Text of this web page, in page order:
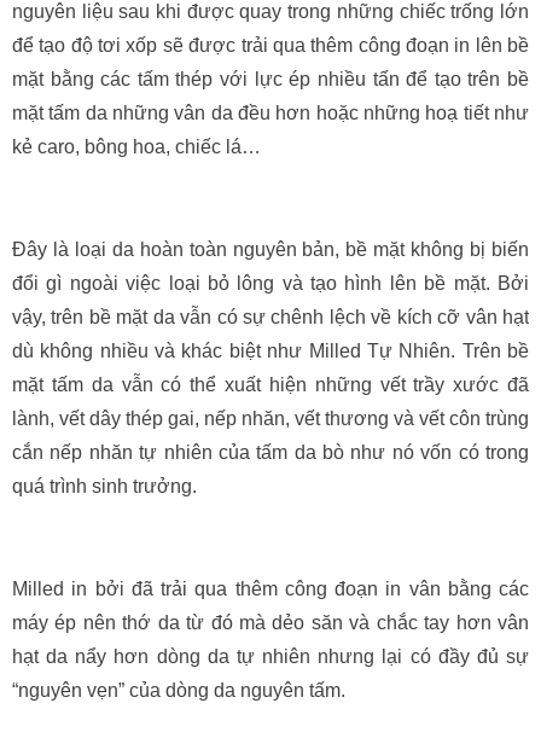
nguyên liệu sau khi được quay trong những chiếc trống lớn
để tạo độ tơi xốp sẽ được trải qua thêm công đoạn in lên bề
mặt bằng các tấm thép với lực ép nhiều tấn để tạo trên bề
mặt tấm da những vân da đều hơn hoặc những hoạ tiết như
kẻ caro, bông hoa, chiếc lá…
Đây là loại da hoàn toàn nguyên bản, bề mặt không bị biến
đổi gì ngoài việc loại bỏ lông và tạo hình lên bề mặt. Bởi
vậy, trên bề mặt da vẫn có sự chênh lệch về kích cỡ vân hạt
dù không nhiều và khác biệt như Milled Tự Nhiên. Trên bề
mặt tấm da vẫn có thể xuất hiện những vết trầy xước đã
lành, vết dây thép gai, nếp nhăn, vết thương và vết côn trùng
cắn nếp nhăn tự nhiên của tấm da bò như nó vốn có trong
quá trình sinh trưởng.
Milled in bởi đã trải qua thêm công đoạn in vân bằng các
máy ép nên thớ da từ đó mà dẻo săn và chắc tay hơn vân
hạt da nẩy hơn dòng da tự nhiên nhưng lại có đầy đủ sự
“nguyên vẹn” của dòng da nguyên tấm.